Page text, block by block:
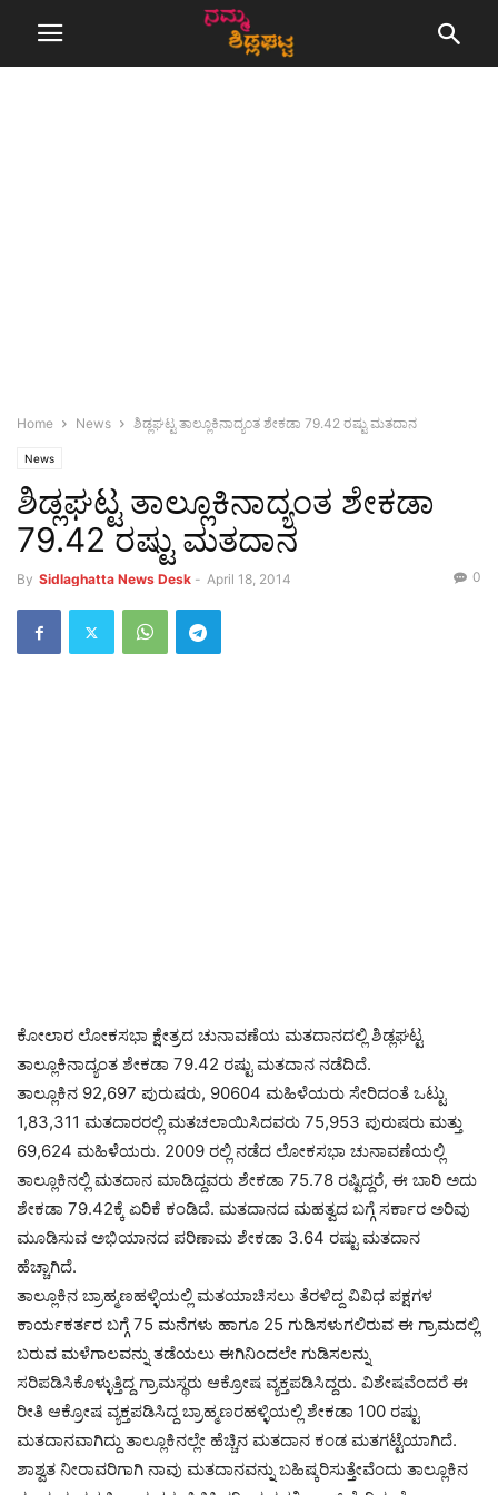
Home News ಶಿಡ್ಲಘಟ್ಟ ತಾಲ್ಲೂಕಿನಾದ್ಯಂತ ಶೇಕಡಾ 79.42 ರಷ್ಟು ಮತದಾನ
News
ಶಿಡ್ಲಘಟ್ಟ ತಾಲ್ಲೂಕಿನಾದ್ಯಂತ ಶೇಕಡಾ
79.42 ರಷ್ಟು ಮತದಾನ
By Sidlaghatta News Desk - April 18, 2014 0
ಕೋಲಾರ ಲೋಕಸಭಾ ಕ್ಷೇತ್ರದ ಚುನಾವಣೆಯ ಮತದಾನದಲ್ಲಿ ಶಿಡ್ಲಘಟ್ಟ
ತಾಲ್ಲೂಕಿನಾದ್ಯಂತ ಶೇಕಡಾ 79.42 ರಷ್ಟು ಮತದಾನ ನಡೆದಿದೆ.
ತಾಲ್ಲೂಕಿನ 92,697 ಪುರುಷರು, 90604 ಮಹಿಳೆಯರು ಸೇರಿದಂತೆ ಒಟ್ಟು
1,83,311 ಮತದಾರರಲ್ಲಿ ಮತಚಲಾಯಿಸಿದವರು 75,953 ಪುರುಷರು ಮತ್ತು
69,624 ಮಹಿಳೆಯರು. 2009 ರಲ್ಲಿ ನಡೆದ ಲೋಕಸಭಾ ಚುನಾವಣೆಯಲ್ಲಿ
ತಾಲ್ಲೂಕಿನಲ್ಲಿ ಮತದಾನ ಮಾಡಿದ್ದವರು ಶೇಕಡಾ 75.78 ರಷ್ಟಿದ್ದರೆ, ಈ ಬಾರಿ ಅದು
ಶೇಕಡಾ 79.42ಕ್ಕೆ ಏರಿಕೆ ಕಂಡಿದೆ. ಮತದಾನದ ಮಹತ್ವದ ಬಗ್ಗೆ ಸರ್ಕಾರ ಅರಿವು
ಮೂಡಿಸುವ ಅಭಿಯಾನದ ಪರಿಣಾಮ ಶೇಕಡಾ 3.64 ರಷ್ಟು ಮತದಾನ
ಹೆಚ್ಚಾಗಿದೆ.
ತಾಲ್ಲೂಕಿನ ಬ್ರಾಹ್ಮಣಹಳ್ಳಿಯಲ್ಲಿ ಮತಯಾಚಿಸಲು ತೆರಳಿದ್ದ ವಿವಿಧ ಪಕ್ಷಗಳ
ಕಾರ್ಯಕರ್ತರ ಬಗ್ಗೆ 75 ಮನೆಗಳು ಹಾಗೂ 25 ಗುಡಿಸಳುಗಲಿರುವ ಈ ಗ್ರಾಮದಲ್ಲಿ
ಬರುವ ಮಳೆಗಾಲವನ್ನು ತಡೆಯಲು ಈಗಿನಿಂದಲೇ ಗುಡಿಸಲನ್ನು
ಸರಿಪಡಿಸಿಕೊಳ್ಳುತ್ತಿದ್ದ ಗ್ರಾಮಸ್ಥರು ಆಕ್ರೋಷ ವ್ಯಕ್ತಪಡಿಸಿದ್ದರು. ವಿಶೇಷವೆಂದರೆ ಈ
ರೀತಿ ಆಕ್ರೋಷ ವ್ಯಕ್ತಪಡಿಸಿದ್ದ ಬ್ರಾಹ್ಮಣರಹಳ್ಳಿಯಲ್ಲಿ ಶೇಕಡಾ 100 ರಷ್ಟು
ಮತದಾನವಾಗಿದ್ದು ತಾಲ್ಲೂಕಿನಲ್ಲೇ ಹೆಚ್ಚಿನ ಮತದಾನ ಕಂಡ ಮತಗಟ್ಟೆಯಾಗಿದೆ.
ಶಾಶ್ವತ ನೀರಾವರಿಗಾಗಿ ನಾವು ಮತದಾನವನ್ನು ಬಹಿಷ್ಕರಿಸುತ್ತೇವೆಂದು ತಾಲ್ಲೂಕಿನ